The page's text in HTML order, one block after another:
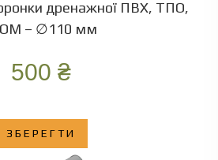
дренажної ПВХ, ТПО,
– ∅110 мм
500 ₴
ЗБЕРЕГТИ